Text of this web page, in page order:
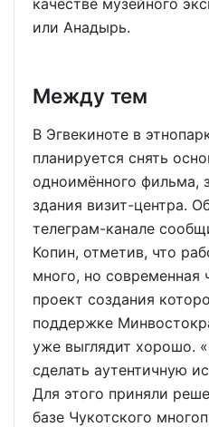
или Анадырь.
Между тем
В Эгвекиноте в
планируется снять
одноимённого фильма,
здания визит-центра.
телеграм-канале
Копин, отметив, что
много, но современная
проект создания
поддержке
уже выглядит хорошо.
сделать аутентичную
Для этого приняли
базе Чукотского